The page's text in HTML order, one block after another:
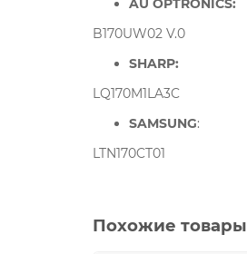
AU OPTRONICS:
B170UW02 V.0
SHARP:
LQ170M1LA3C
SAMSUNG:
LTN170CT01
Похожие товары